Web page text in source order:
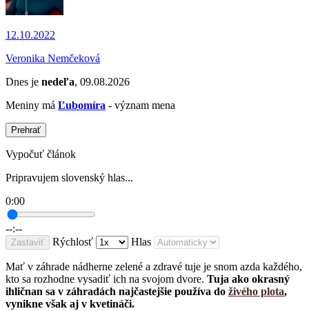
12.10.2022
Veronika Nemčeková
Dnes je nedeľa, 09.08.2026
Meniny má Ľubomíra - význam mena
Prehrať
Vypočuť článok
Pripravujem slovenský hlas...
0:00
--:--
Zastaviť Rýchlosť Hlas
Mať v záhrade nádherne zelené a zdravé tuje je snom azda každého,
kto sa rozhodne vysadiť ich na svojom dvore. Tuja ako okrasný
ihličnan sa v záhradách najčastejšie používa do živého plota,
vynikne však aj v kvetináči.